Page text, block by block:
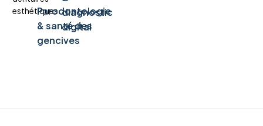
esthétiques.Parodontologie
& santé des
gencives
diagnostic
digital